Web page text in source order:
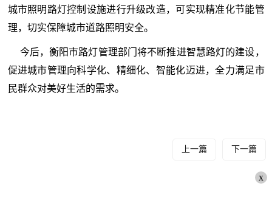
城市照明路灯控制设施进行升级改造，可实现精准化节能管
理，切实保障城市道路照明安全。
今后，衡阳市路灯管理部门将不断推进智慧路灯的建设，
促进城市管理向科学化、精细化、智能化迈进，全力满足市
民群众对美好生活的需求。
上一篇 下一篇
x